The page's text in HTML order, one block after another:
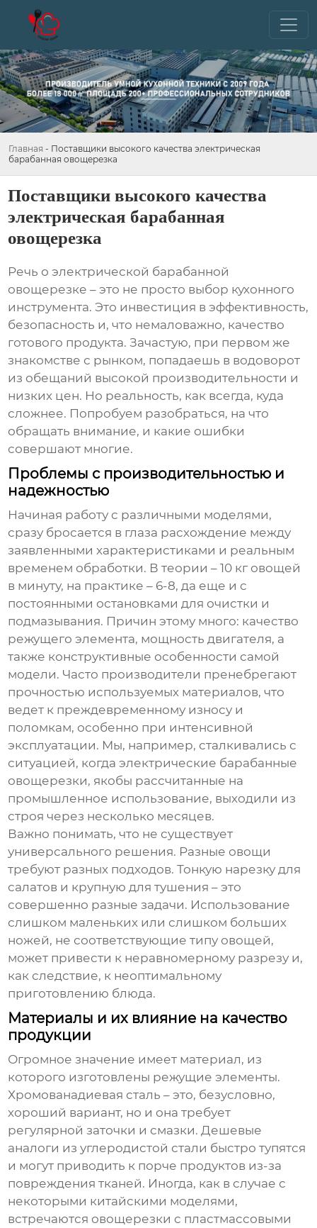
Главная - Поставщики высокого качества электрическая
барабанная овощерезка
Поставщики высокого качества
электрическая барабанная
овощерезка
Речь оэлектрической барабанной
овощерезке – это не просто выбор кухонного
инструмента. Это инвестиция в эффективность,
безопасность и, что немаловажно, качество
готового продукта. Зачастую, при первом же
знакомстве с рынком, попадаешь в водоворот
из обещаний высокой производительности и
низких цен. Но реальность, как всегда, куда
сложнее. Попробуем разобраться, на что
обращать внимание, и какие ошибки
совершают многие.
Проблемы с производительностью и
надежностью
Начиная работу с различными моделями,
сразу бросается в глаза расхождение между
заявленными характеристиками и реальным
временем обработки. В теории – 10 кг овощей
в минуту, на практике – 6-8, да еще и с
постоянными остановками для очистки и
подмазывания. Причин этому много: качество
режущего элемента, мощность двигателя, а
также конструктивные особенности самой
модели. Часто производители пренебрегают
прочностью используемых материалов, что
ведет к преждевременному износу и
поломкам, особенно при интенсивной
эксплуатации. Мы, например, сталкивались с
ситуацией, когдаэлектрические барабанные
овощерезки, якобы рассчитанные на
промышленное использование, выходили из
строя через несколько месяцев.
Важно понимать, что не существует
универсального решения. Разные овощи
требуют разных подходов. Тонкую нарезку для
салатов и крупную для тушения – это
совершенно разные задачи. Использование
слишком маленьких или слишком больших
ножей, не соответствующие типу овощей,
может привести к неравномерному разрезу и,
как следствие, к неоптимальному
приготовлению блюда.
Материалы и их влияние на качество
продукции
Огромное значение имеет материал, из
которого изготовлены режущие элементы.
Хромованадиевая сталь – это, безусловно,
хороший вариант, но и она требует
регулярной заточки и смазки. Дешевые
аналоги из углеродистой стали быстро тупятся
и могут приводить к порче продуктов из-за
повреждения тканей. Иногда, как в случае с
некоторыми китайскими моделями,
встречаются овощерезки с пластмассовыми